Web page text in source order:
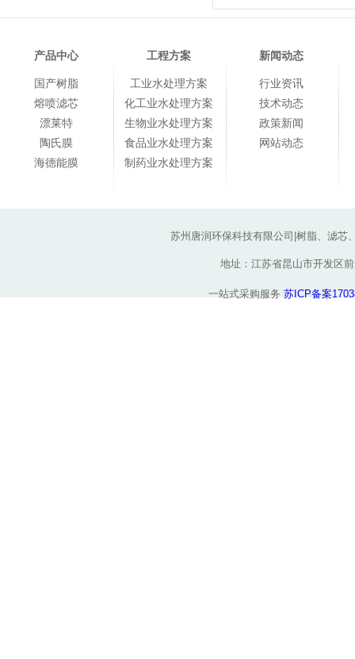
产品中心
国产树脂
熔喷滤芯
漂莱特
陶氏膜
海德能膜
工程方案
工业水处理方案
化工业水处理方案
生物业水处理方案
食品业水处理方案
制药业水处理方案
新闻动态
行业资讯
技术动态
政策新闻
网站动态
苏州唐润环保科技有限公司|树脂、滤芯
地址：江苏省昆山市开发区
一站式采购服务苏ICP备案